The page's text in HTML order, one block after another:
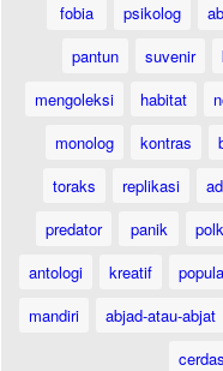
fobia psikolog
pantun
suvenir
mengoleksi
habitat
monolog
kontras
toraks
replikasi
predator
panik
antologi
kreatif
mandiri
abjad-atau-abjat
cerdas